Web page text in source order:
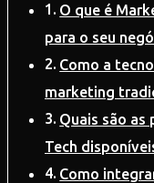
O que é
para o seu
Como a
marketing
Quais são
Tech
Como